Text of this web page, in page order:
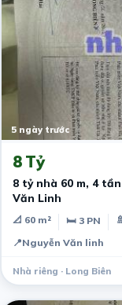
5 ngày trước
8 Tỷ
8 tỷ nhà 60 m, 4
Văn Linh
📐 60 m² 🛏 3 PN
📍Nguyễn Văn linh
Nhà riêng · Long Biên